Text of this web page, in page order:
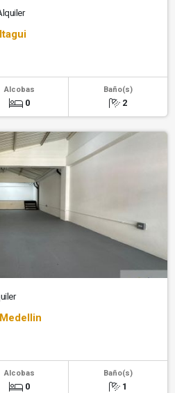
Alcobas
0
Baño(s)
2
Alcobas
0
Baño(s)
1